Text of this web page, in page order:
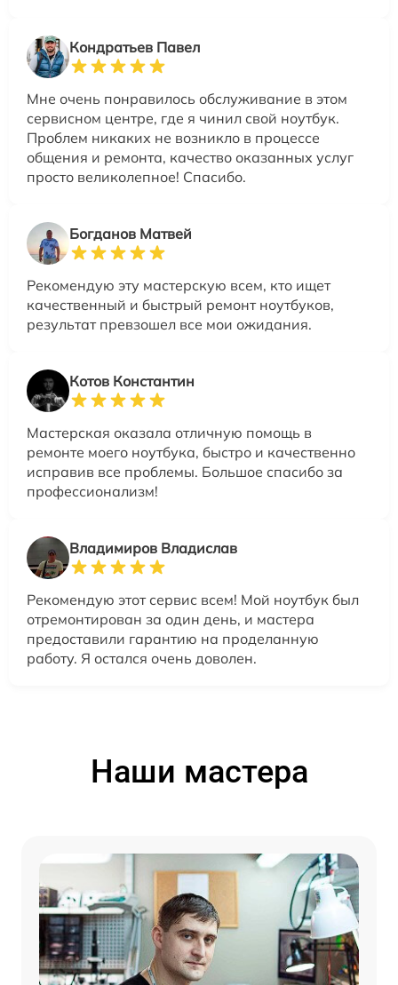
Кондратьев Павел
Мне очень понравилось обслуживание в этом
сервисном центре, где я чинил свой ноутбук.
Проблем никаких не возникло в процессе
общения и ремонта, качество оказанных услуг
просто великолепное! Спасибо.
Богданов Матвей
Рекомендую эту мастерскую всем, кто ищет
качественный и быстрый ремонт ноутбуков,
результат превзошел все мои ожидания.
Котов Константин
Мастерская оказала отличную помощь в
ремонте моего ноутбука, быстро и качественно
исправив все проблемы. Большое спасибо за
профессионализм!
Владимиров Владислав
Рекомендую этот сервис всем! Мой ноутбук был
отремонтирован за один день, и мастера
предоставили гарантию на проделанную
работу. Я остался очень доволен.
Наши мастера